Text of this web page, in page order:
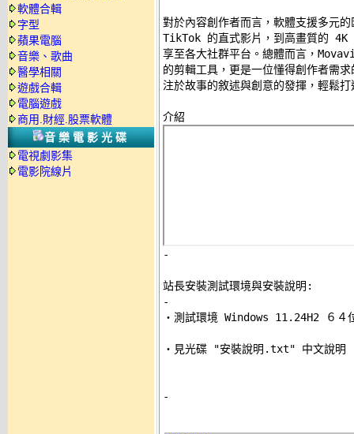
軟體合輯
字型
蘋果電腦
音樂、歌曲
醫學相關
遊戲合輯
電腦遊戲
商用.財經.股票軟體
音樂電影光碟
電視劇影集
電影院線片
對於內容創作者而言，軟體支援多元
TikTok 的直式影片，到高畫質的
享至各大社群平台。總體而言，
的剪輯工具，更是一位懂得創作者需
注於故事的敘述與創意的發揮，輕鬆
-
站長安裝測試環境與安裝說明:
-
‧測試環境 Windows 11.24H2 ６４
‧見光碟 "安裝說明.txt" 中文說明
-